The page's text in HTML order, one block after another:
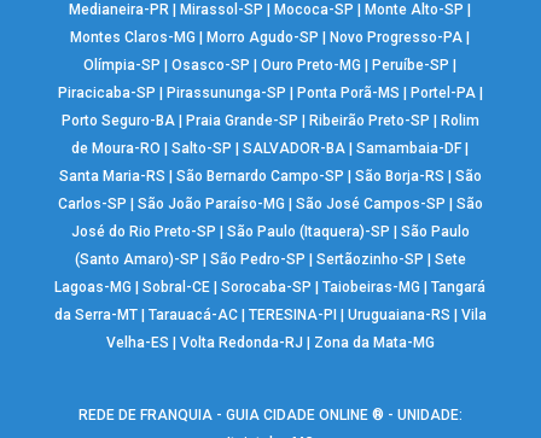
Medianeira-PR
Mirassol-SP Mococa-SP Monte Alto-SP
Montes Claros-MG
Morro Agudo-SP Novo Progresso-PA
Olímpia-SP
|Osasco-SP |Ouro Preto-MG Peruíbe-SP
Piracicaba-SP
Pirassununga-SP Ponta Porã-MS Portel-PA|
Porto Seguro-BA| Praia Grande-SP Ribeirão Preto-SP
Rolim
de Moura-RO
|Salto-SP |SALVADOR-BA |Samambaia-DF
Santa Maria-RS
São Bernardo Campo-SP São Borja-RS
São
Carlos-SP
São João Paraíso-MG São José Campos-SP
São
José do Rio Preto-SP
São Paulo (Itaquera)-SP
São Paulo
(Santo Amaro)-SP
São Pedro-SP Sertãozinho-SP
Sete
Lagoas-MG
|Sobral-CE |Sorocaba-SP |Taiobeiras-MG |Tangará
da Serra-MT| Tarauacá-AC| TERESINA-PI Uruguaiana-RS
Vila
Velha-ES
Volta Redonda-RJ Zona da Mata-MG
REDE DE FRANQUIA - GUIA CIDADE ONLINE ® - UNIDADE: